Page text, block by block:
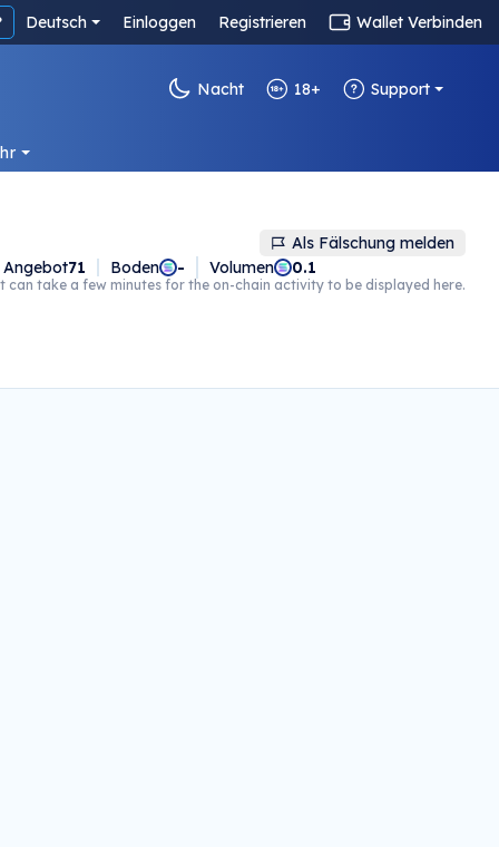
Deutsch Einloggen Registrieren Wallet Verbinden
Nacht 18+ Support
Als Fälschung melden
Angebot71 Boden - Volumen 0.1
can take a few minutes for the on-chain activity to be displayed here.